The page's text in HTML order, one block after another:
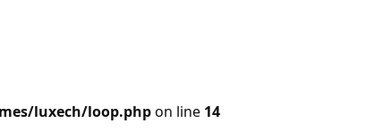
luxech/loop.phpon line 14